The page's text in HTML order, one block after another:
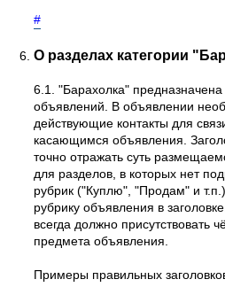
#
О разделах категории
6.1. "Барахолка"
объявлений. В объявлении
действующие контакты для
касающимся объявления.
точно отражать суть
для разделов, в которых нет
рубрик ("Куплю", "Продам" и
рубрику объявления в
всегда должно присутствовать
предмета объявления.
Примеры правильных